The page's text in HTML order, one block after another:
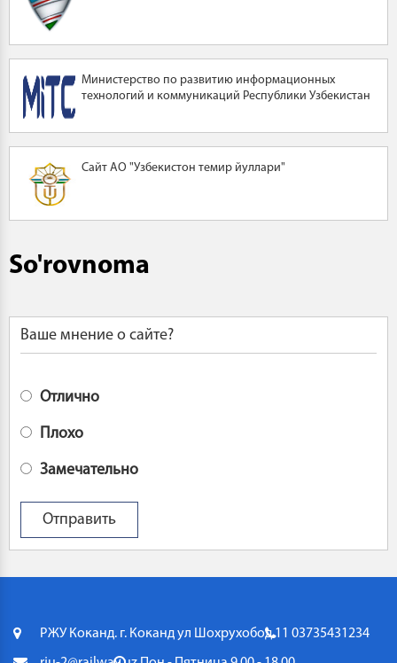
Министерство по развитию информационных
технологий и коммуникаций Республики Узбекистан
Сайт АО "Узбекистон темир йуллари"
So'rovnoma
Ваше мнение о сайте?
Отлично
Плохо
Замечательно
РЖУ Коканд. г. Коканд ул Шохрухобод 11 03735431234